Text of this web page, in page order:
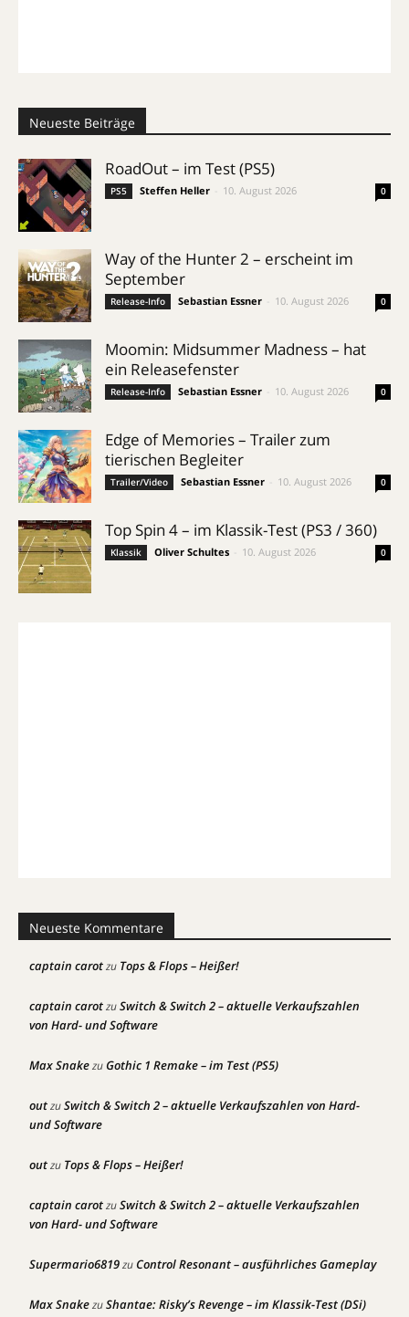
Neueste Beiträge
RoadOut – im Test (PS5)
PS5 Steffen Heller 10. August 2026 0
Way of the Hunter 2 – erscheint im
September
Release-Info Sebastian Essner 10. August 2026 0
Moomin: Midsummer Madness – hat
ein Releasefenster
Release-Info Sebastian Essner 10. August 2026 0
Edge of Memories – Trailer zum
tierischen Begleiter
Trailer/Video Sebastian Essner 10. August 2026 0
Top Spin 4 – im Klassik-Test (PS3 / 360)
Klassik Oliver Schultes 10. August 2026 0
Neueste Kommentare
captain carotzu Tops & Flops – Heißer!
captain carotzuSwitch & Switch 2 – aktuelle Verkaufszahlen
von Hard- und Software
Max SnakezuGothic 1 Remake – im Test (PS5)
outzuSwitch & Switch 2 – aktuelle Verkaufszahlen von Hard-
und Software
outzu Tops & Flops – Heißer!
captain carotzuSwitch & Switch 2 – aktuelle Verkaufszahlen
von Hard- und Software
Supermario6819zuControl Resonant – ausführliches Gameplay
Max SnakezuShantae: Risky’s Revenge – im Klassik-Test (DSi)